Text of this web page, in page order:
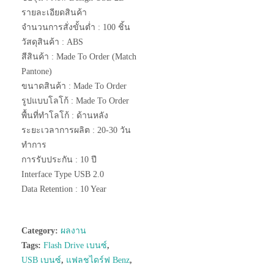
รายละเอียดสินค้า
จำนวนการสั่งขั้นต่ำ : 100 ชิ้น
วัสดุสินค้า : ABS
สีสินค้า : Made To Order (Match
Pantone)
ขนาดสินค้า : Made To Order
รูปแบบโลโก้ : Made To Order
พื้นที่ทำโลโก้ : ด้านหลัง
ระยะเวลาการผลิต : 20-30 วัน
ทำการ
การรับประกัน : 10 ปี
Interface Type USB 2.0
Data Retention : 10 Year
Category: ผลงาน
Tags: Flash Drive เบนซ์,
USB เบนซ์, แฟลชไดร์ฟ Benz,